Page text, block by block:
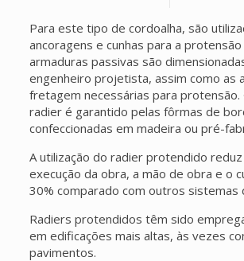
Para este tipo de cordoalha, são
ancoragens e cunhas para a
armaduras passivas são
engenheiro projetista, assim como as
fretagem necessárias para
radier é garantido pelas fôrmas de
confeccionadas em madeira ou pré-
A utilização do radier protendido
execução da obra, a mão de obra e o
30% comparado com outros sistemas
Radiers protendidos têm sido
em edificações mais altas, às vezes
pavimentos.